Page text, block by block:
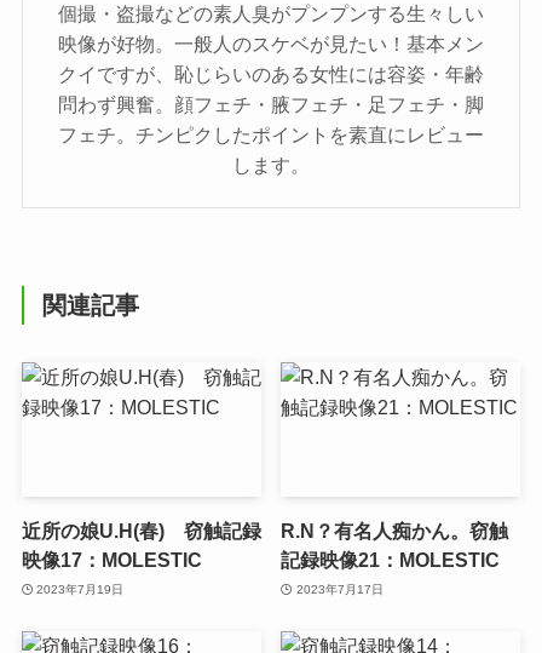
個撮・盗撮などの素人臭がプンプンする生々しい
映像が好物。一般人のスケベが見たい！基本メン
クイですが、恥じらいのある女性には容姿・年齢
問わず興奮。顔フェチ・腋フェチ・足フェチ・脚
フェチ。チンピクしたポイントを素直にレビュー
します。
関連記事
近所の娘U.H(春) 窃触記録
映像17：MOLESTIC
2023年7月19日
R.N？有名人痴かん。窃触
記録映像21：MOLESTIC
2023年7月17日